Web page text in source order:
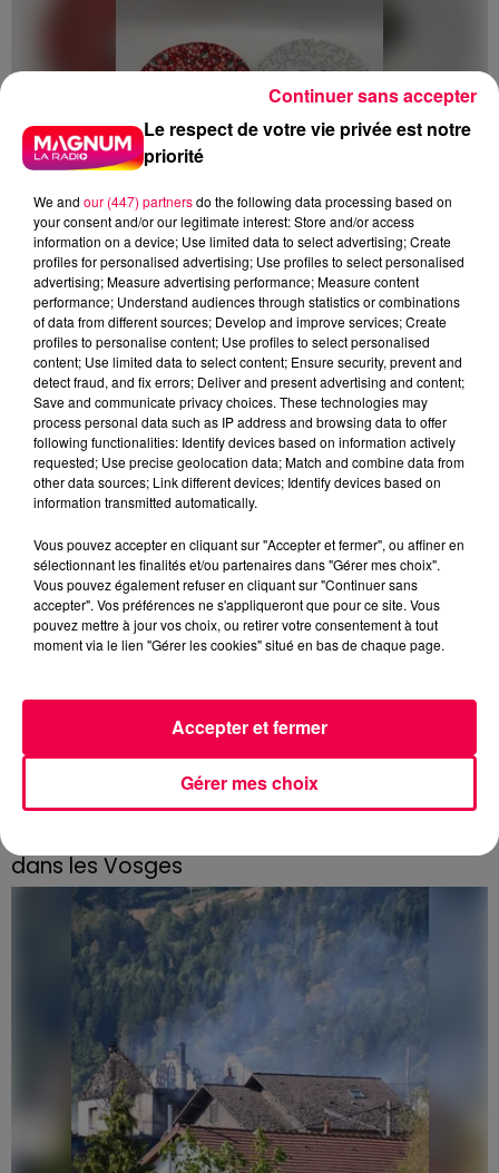
5 août 2026
Des assiettes Linvosges rappelées pour
excès de plomb
Du plomb a été détecté dans deux assiettes en
céramique vendues entre 2020 et 2022 par Linvosges.
3 août 2026
dans les Vosges
Le respect de votre vie privée est notre
priorité
We and our (447) partnersdo the following data processing based on
your consent and/or our legitimate interest: Store and/or access
information on a device; Use limited data to select advertising; Create
profiles for personalised advertising; Use profiles to select personalised
advertising; Measure advertising performance; Measure content
performance; Understand audiences through statistics or combinations
of data from different sources; Develop and improve services; Create
profiles to personalise content; Use profiles to select personalised
content; Use limited data to select content; Ensure security, prevent and
detect fraud, and fix errors; Deliver and present advertising and content;
Save and communicate privacy choices. These technologies may
process personal data such as IP address and browsing data to offer
following functionalities: Identify devices based on information actively
requested; Use precise geolocation data; Match and combine data from
other data sources; Link different devices; Identify devices based on
information transmitted automatically.
Vous pouvez accepter en cliquant sur "Accepter et fermer", ou affiner en
sélectionnant les finalités et/ou partenaires dans "Gérer mes choix".
Vous pouvez également refuser en cliquant sur "Continuer sans
accepter". Vos préférences ne s'appliqueront que pour ce site. Vous
pouvez mettre à jour vos choix, ou retirer votre consentement à tout
moment via le lien "Gérer les cookies" situé en bas de chaque page.
Gérer mes choix
Accepter et fermer
Continuer sans accepter